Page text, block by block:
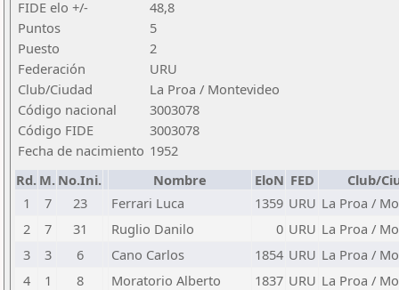
FIDE elo +/-
48,8
Puntos
5
Puesto
2
Federación
URU
Club/Ciudad
La Proa / Montevideo
Código nacional
3003078
Código FIDE
3003078
Fecha de nacimiento 1952
Rd. M. No.Ini. Nombre EloN FED
Club/
1
7 23 Ferrari Luca 1359 URU La Proa /
2
7 31 Ruglio Danilo 0 URU La Proa /
3
3 6 Cano Carlos 1854 URU La Proa /
4
1 8 Moratorio Alberto 1837 URU La Proa /